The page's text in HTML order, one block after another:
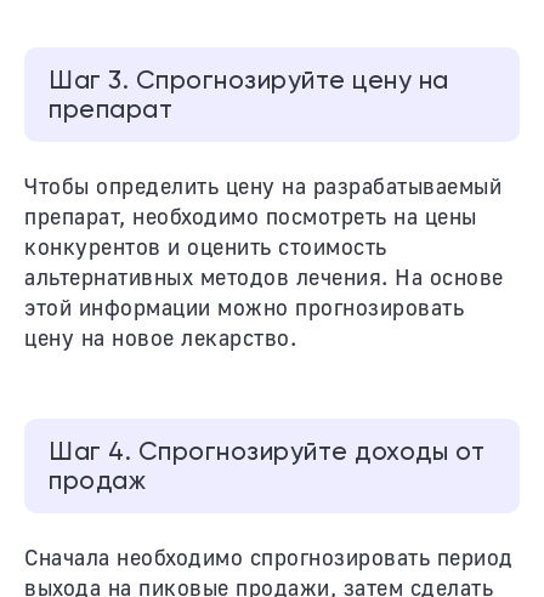
Шаг 3. Спрогнозируйте цену на
препарат
Чтобы определить цену на разрабатываемый
препарат, необходимо посмотреть на цены
конкурентов и оценить стоимость
альтернативных методов лечения. На основе
этой информации можно прогнозировать
цену на новое лекарство.
Шаг 4. Спрогнозируйте доходы от
продаж
Сначала необходимо спрогнозировать период
выхода на пиковые продажи, затем сделать